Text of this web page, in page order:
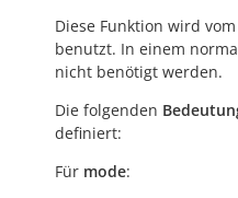
Diese Funktion wird
benutzt. In einem
nicht benötigt werden.
Die folgenden
definiert:
Für mode: